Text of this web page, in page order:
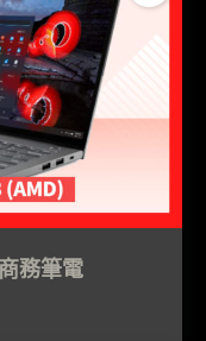
務筆電